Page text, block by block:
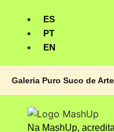
ES
PT
EN
Galeria Puro Suco de Arte
Na MashUp,